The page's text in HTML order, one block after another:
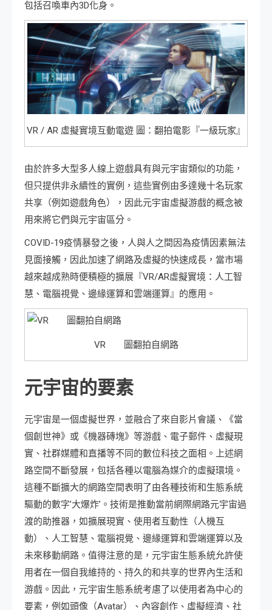
包括召喚車內3D化身。
VR / AR 虛擬實境互動電遊 圖：翻拍電影『一級玩家』
由於許多大型多人線上遊戲具有與元宇宙類似的功能，
但只提供非永續性的實例，這些實例由多達幾十名玩家
共享（例如遊戲角色），因此元宇宙虛擬游戲的概念被
用來將它們與元宇宙區分。
COVID-19疫情暴發之後，人與人之間因為疫情因素無法
見面接觸，因此加速了網路及虛擬的快速成長，當市場
越來越成熟時便積極的擴展『VR/AR虛擬實境：人工智
慧、電腦視覺、邊緣運算和雲端運算』的應用。
VR 圖翻拍自網路
元宇宙的要素
元宇宙是一個虛擬世界，並融合了來自影片會議、《當
個創世神》或《機器磚塊》等游戲、電子郵件、虛擬現
實、社群媒體和直播等不同的數位科技之面相。上述網
路空間不斷發展，包括各種以電腦為媒介的虛擬環境。
這種不斷擴大的網路空間表明了由各種技術和生態系統
驅動的數字’大爆炸’。技術是推動當前網際網路元宇宙過
渡的助推器，如擴展現實、使用者互動性（人機互
動）、人工智慧、電腦視覺、邊緣運算和雲端運算以及
未來移動網路。值得注意的是，元宇宙生態系統允許使
用者在一個自我維持的、持久的和共享的世界內生活和
游戲。因此，元宇宙生態系統考慮了以使用者為中心的
要素，例如頭像（Avatar）、內容創作、虛擬經濟、社